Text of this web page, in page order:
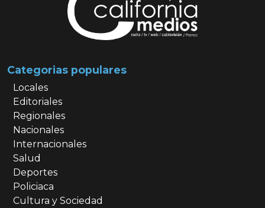
Categorias populares
Locales
Editoriales
Regionales
Nacionales
Internacionales
Salud
Deportes
Policiaca
Cultura y Sociedad